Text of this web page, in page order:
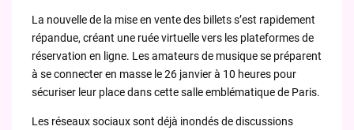
La nouvelle de la mise en vente des billets s’est rapidement
répandue, créant une ruée virtuelle vers les plateformes de
réservation en ligne. Les amateurs de musique se préparent
à se connecter en masse le 26 janvier à 10 heures pour
sécuriser leur place dans cette salle emblématique de Paris.
Les réseaux sociaux sont déjà inondés de discussions